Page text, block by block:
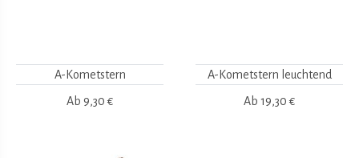
A-Kometstern
Ab 9,30 €
A-Kometstern leuchtend
Ab 19,30 €